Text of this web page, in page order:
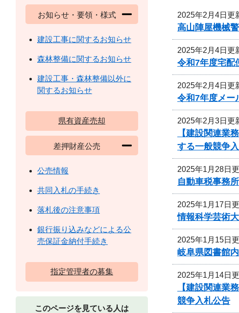
2025年2月4日更
高山陣屋機械
2025年2月4日更
令和7年度宅配
2025年2月4日更
令和7年度メー
2025年2月3日更
【建設関連業
する一般競争
2025年1月28日
自動車税事務
2025年1月17日
情報科学芸術
2025年1月15日
岐阜県図書館
2025年1月14日
【建設関連業
競争入札公告
お知らせ・要領・様式
建設工事に関するお知らせ
森林整備に関するお知らせ
建設工事・森林整備以外に
関するお知らせ
県有資産売却
差押財産公売
公売情報
共同入札の手続き
落札後の注意事項
銀行振り込みなどによる公
売保証金納付手続き
指定管理者の募集
このページを見ている人は